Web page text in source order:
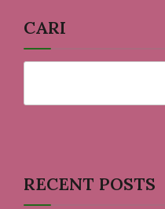
CARI
RECENT POSTS